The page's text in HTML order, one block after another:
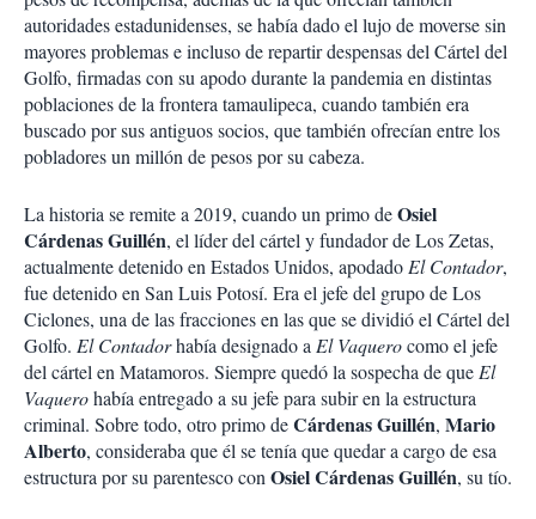
autoridades estadunidenses, se había dado el lujo de moverse sin
mayores problemas e incluso de repartir despensas del Cártel del
Golfo, firmadas con su apodo durante la pandemia en distintas
poblaciones de la frontera tamaulipeca, cuando también era
buscado por sus antiguos socios, que también ofrecían entre los
pobladores un millón de pesos por su cabeza.
La historia se remite a 2019, cuando un primo deOsiel
Cárdenas Guillén, el líder del cártel y fundador de Los Zetas,
actualmente detenido en Estados Unidos, apodado El Contador,
fue detenido en San Luis Potosí. Era el jefe del grupo de Los
Ciclones, una de las fracciones en las que se dividió el Cártel del
Golfo. El Contadorhabía designado a El Vaquerocomo el jefe
del cártel en Matamoros. Siempre quedó la sospecha de que El
Vaquerohabía entregado a su jefe para subir en la estructura
criminal. Sobre todo, otro primo deCárdenas Guillén, Mario
Alberto, consideraba que él se tenía que quedar a cargo de esa
estructura por su parentesco con Osiel Cárdenas Guillén, su tío.